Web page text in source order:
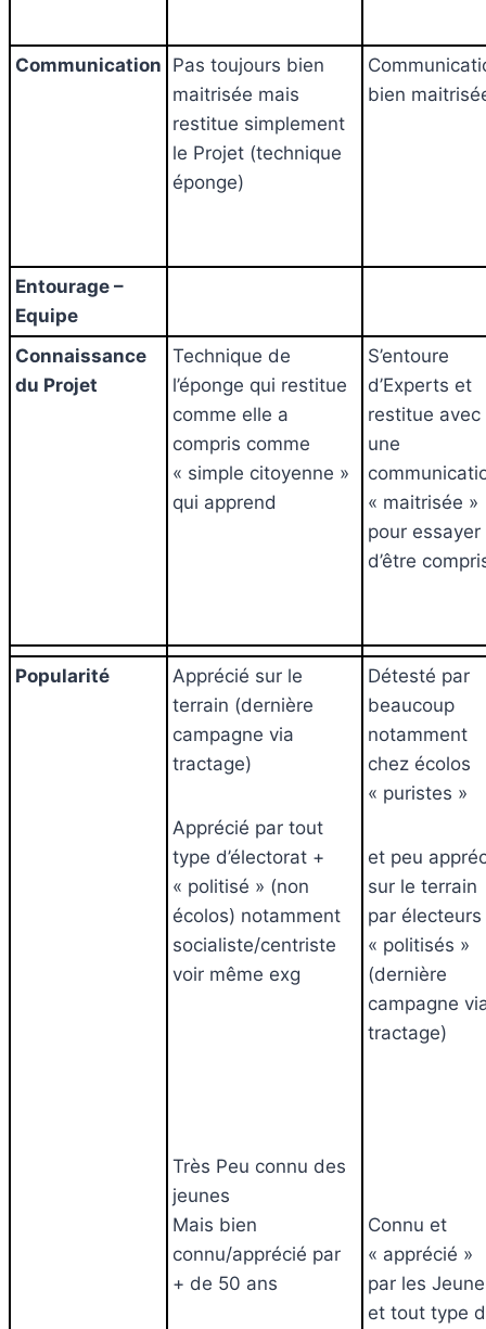
Communication Pas toujours bien
maitrisée mais
restitue simplement
le Projet (technique
éponge)
bien
Entourage –
Equipe
Connaissance
du Projet
Technique de
l’éponge qui restitue
comme elle a
compris comme
« simple citoyenne »
qui apprend
S’entoure
d’Experts et
restitue avec
une
« maitrisée »
pour essayer
d’être
Popularité
Apprécié sur le
terrain (dernière
campagne via
tractage)
Apprécié par tout
type d’électorat +
« politisé » (non
écolos) notamment
socialiste/centriste
voir même exg
Très Peu connu des
jeunes
Mais bien
connu/apprécié par
+ de 50 ans
Détesté par
beaucoup
notamment
chez écolos
« puristes »
et peu
sur le terrain
par électeurs
« politisés »
(dernière
campagne
tractage)
Connu et
« apprécié »
par les
et tout type